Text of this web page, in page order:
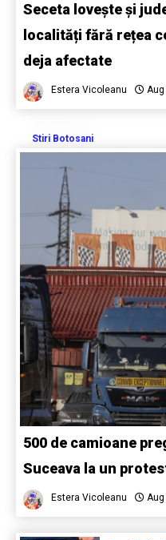
Seceta lovește și
localități fără rețea
deja afectate
Estera Vicoleanu Aug
Stiri Botosani
500 de camioane
Suceava la un
Estera Vicoleanu Aug